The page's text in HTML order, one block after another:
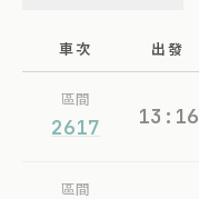
車次 出發
區間
2617 13:16
區間